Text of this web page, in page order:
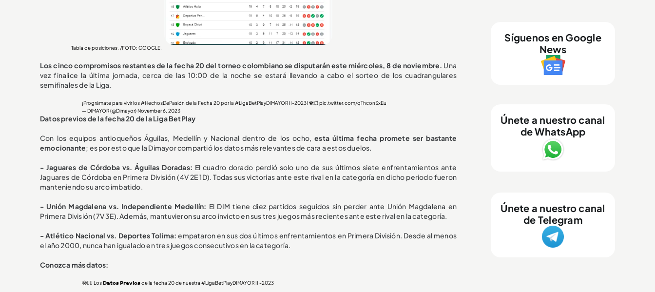
Tabla de posiciones. /FOTO: GOOGLE.
Los cinco compromisos restantes de la fecha 20 del torneo colombiano se disputarán este miércoles, 8 de noviembre. Una
vez finalice la última jornada, cerca de las 10:00 de la noche se estará llevando a cabo el sorteo de los cuadrangulares
semifinales de la Liga.
¡Prográmate para vivir los#HechosDePasión de la Fecha 20 por la #LigaBetPlayDIMAYORII-2023! ⚽💥pic.twitter.com/qThconSxEu
— DIMAYOR (@Dimayor)November 6, 2023
Datos previos de la fecha 20 de la Liga BetPlay
Con los equipos antioqueños Águilas, Medellín y Nacional dentro de los ocho,esta última fecha promete ser bastante
emocionante; es por esto que la Dimayor compartió los datos más relevantes de cara a estos duelos.
- Jaguares de Córdoba vs. Águilas Doradas: El cuadro dorado perdió solo uno de sus últimos siete enfrentamientos ante
Jaguares de Córdoba en Primera División (4V 2E 1D). Todas sus victorias ante este rival en la categoría en dicho periodo fueron
manteniendo su arco imbatido.
- Unión Magdalena vs. Independiente Medellín: El DIM tiene diez partidos seguidos sin perder ante Unión Magdalena en
Primera División (7V 3E). Además, mantuvieron su arco invicto en sus tres juegos más recientes ante este rival en la categoría.
- Atlético Nacional vs. Deportes Tolima:empataron en sus dos últimos enfrentamientos en Primera División. Desde al menos
el año 2000, nunca han igualado en tres juegos consecutivos en la categoría.
Conozca más datos:
🤓☝🏼 Los 𝗗𝗮𝘁𝗼𝘀 𝗣𝗿𝗲𝘃𝗶𝗼𝘀 de la fecha 20 de nuestra #LigaBetPlayDIMAYORII -2023
Síguenos en Google
News
Únete a nuestro canal
de WhatsApp
Únete a nuestro canal
de Telegram